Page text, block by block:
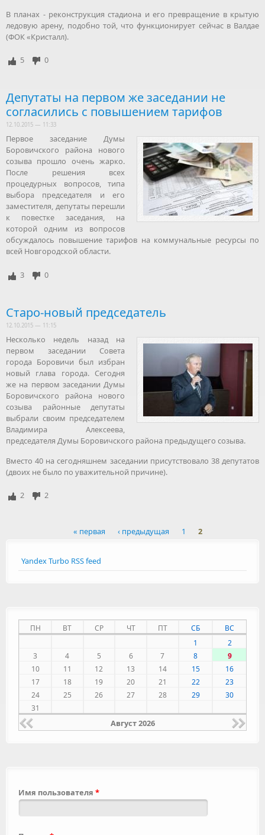
В планах - реконструкция стадиона и его превращение в крытую
ледовую арену, подобно той, что функционирует сейчас в Валдае
(ФОК «Кристалл).
5 0
Депутаты на первом же заседании не
согласились с повышением тарифов
12.10.2015 — 11:33
Первое заседание Думы
Боровичского района нового
созыва прошло очень жарко.
После решения всех
процедурных вопросов, типа
выбора председателя и его
заместителя, депутаты перешли
к повестке заседания, на
которой одним из вопросов
обсуждалось повышение тарифов на коммунальные ресурсы по
всей Новгородской области.
3 0
Старо-новый председатель
12.10.2015 — 11:15
Несколько недель назад на
первом заседании Совета
города Боровичи был избран
новый глава города. Сегодня
же на первом заседании Думы
Боровичского района нового
созыва районные депутаты
выбрали своим председателем
Владимира Алексеева,
председателя Думы Боровичского района предыдущего созыва.
Вместо 40 на сегодняшнем заседании присутствовало 38 депутатов
(двоих не было по уважительной причине).
2 2
« первая ‹ предыдущая 1 2
Yandex Turbo RSS feed
ПН ВТ СР ЧТ ПТ СБ
ВС
1
2
3
4 5 6 7 8
9
10
11 12 13 14 15
16
17
18 19 20 21 22
23
24
25 26 27 28 29
30
31
Август 2026
Имя пользователя *